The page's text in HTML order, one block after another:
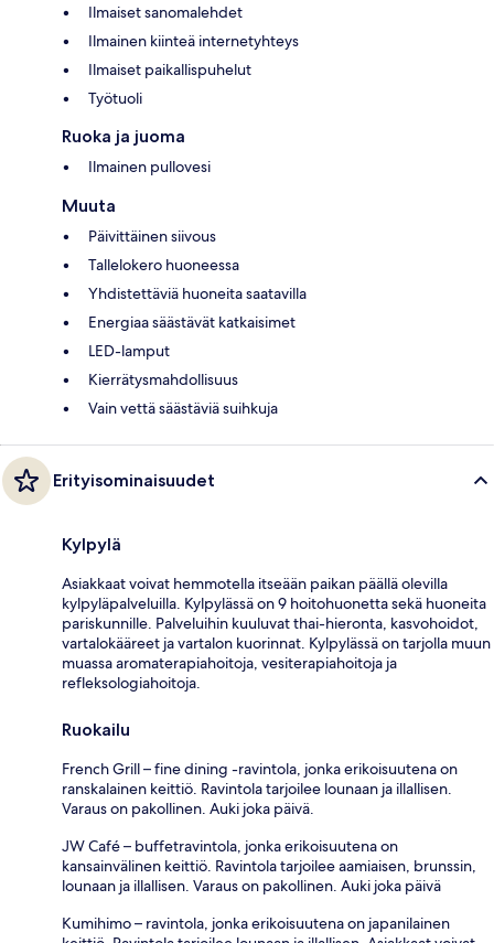
Ilmaiset sanomalehdet
Ilmainen kiinteä internetyhteys
Ilmaiset paikallispuhelut
Työtuoli
Ruoka ja juoma
Ilmainen pullovesi
Muuta
Päivittäinen siivous
Tallelokero huoneessa
Yhdistettäviä huoneita saatavilla
Energiaa säästävät katkaisimet
LED-lamput
Kierrätysmahdollisuus
Vain vettä säästäviä suihkuja
Erityisominaisuudet
Kylpylä
Asiakkaat voivat hemmotella itseään paikan päällä olevilla
kylpyläpalveluilla. Kylpylässä on 9 hoitohuonetta sekä huoneita
pariskunnille. Palveluihin kuuluvat thai-hieronta, kasvohoidot,
vartalokääreet ja vartalon kuorinnat. Kylpylässä on tarjolla muun
muassa aromaterapiahoitoja, vesiterapiahoitoja ja
refleksologiahoitoja.
Ruokailu
French Grill – fine dining -ravintola, jonka erikoisuutena on
ranskalainen keittiö. Ravintola tarjoilee lounaan ja illallisen.
Varaus on pakollinen. Auki joka päivä.
JW Café – buffetravintola, jonka erikoisuutena on
kansainvälinen keittiö. Ravintola tarjoilee aamiaisen, brunssin,
lounaan ja illallisen. Varaus on pakollinen. Auki joka päivä
Kumihimo – ravintola, jonka erikoisuutena on japanilainen